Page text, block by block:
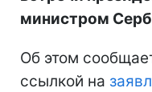
министром
Об этом
ссылкой на